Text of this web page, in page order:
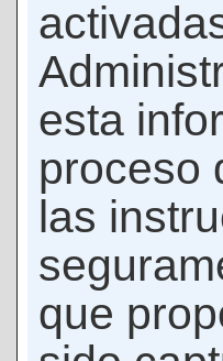
esta
proceso
las
que